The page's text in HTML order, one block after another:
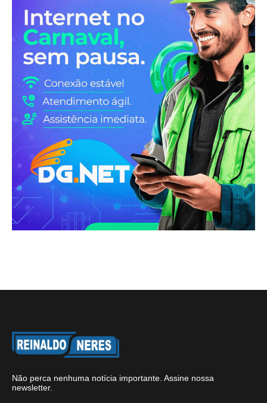
Não perca nenhuma notícia importante. Assine nossa
newsletter.